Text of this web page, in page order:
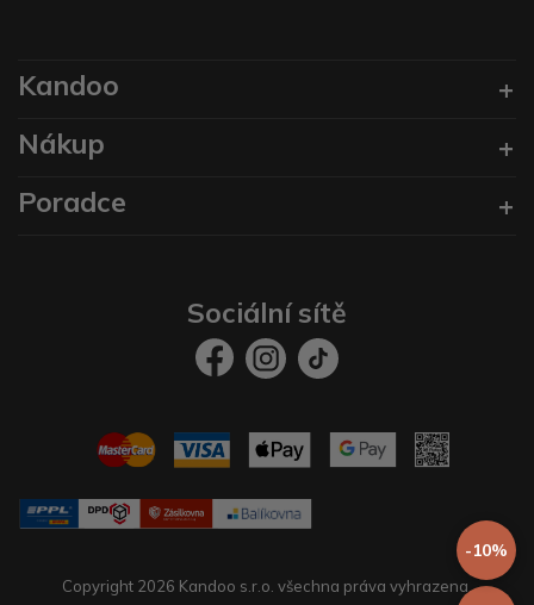
-10%
Kandoo
Nákup
Poradce
Sociální sítě
Copyright 2026 Kandoo s.r.o. všechna práva vyhrazena.